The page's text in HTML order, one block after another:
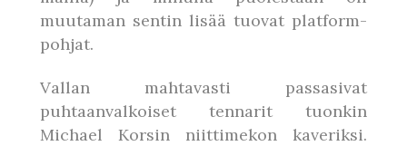
muutaman sentin lisää tuovat platform-
pohjat.
Vallan mahtavasti passasivat
puhtaanvalkoiset tennarit tuonkin
Michael Korsin niittimekon kaveriksi.